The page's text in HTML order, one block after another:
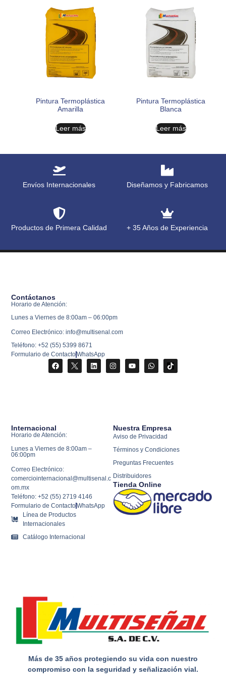
Pintura Termoplástica
Amarilla
Leer más
Pintura Termoplástica
Blanca
Leer más
Envíos Internacionales Diseñamos y Fabricamos
Productos de Primera Calidad + 35 Años de Experiencia
Más de 35 años protegiendo su vida con nuestro
compromiso con la seguridad y señalización vial.
Nuestra Empresa
Aviso de Privacidad
Términos y Condiciones
Preguntas Frecuentes
Distribuidores
Tienda Online
Internacional
Horario de Atención:
Lunes a Viernes de 8:00am –
06:00pm
Correo Electrónico:
comerciointernacional@multisenal.c
om.mx
Teléfono: +52 (55) 2719 4146
Formulario de ContactoWhatsApp
Línea de Productos
Internacionales
Catálogo Internacional
Contáctanos
Horario de Atención:
Lunes a Viernes de 8:00am – 06:00pm
Correo Electrónico: info@multisenal.com
Teléfono: +52 (55) 5399 8671
Formulario de ContactoWhatsApp